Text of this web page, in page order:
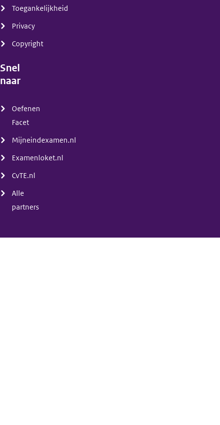
Toegankelijkheid
Privacy
Copyright
Snel
naar
Oefenen
Facet
Mijneindexamen.nl
Examenloket.nl
CvTE.nl
Alle
partners